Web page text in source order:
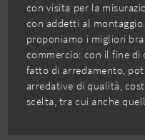
con visita per la
con addetti al
proponiamo i migliori
commercio: con il fine di
fatto di arredamento,
arredative di qualità,
scelta, tra cui anche